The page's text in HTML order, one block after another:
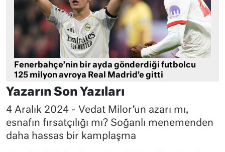
Fenerbahçe’nin bir ayda gönderdiği futbolcu
125 milyon avroya Real Madrid’e gitti
Yazarın Son Yazıları
4 Aralık 2024 - Vedat Milor’un azarı mı,
esnafın fırsatçılığı mı? Soğanlı menemenden
daha hassas bir kamplaşma